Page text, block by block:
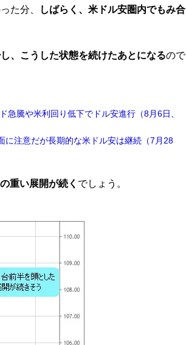
た分、
しばらく、米ドル安圏内でもみ合
、こうした状態を続けたあとになるので
騰や米利回り低下でドル安進行（8月6日、
に注意だが長期的な米ドル安は継続（7月28
重い展開が続く でしょう。